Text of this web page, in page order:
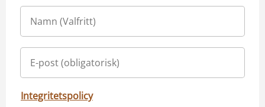
Integritetspolicy